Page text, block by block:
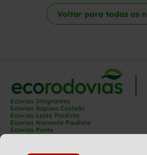
Voltar para todas as
Ecovias Imigrantes
Ecovias Raposo Castello
Ecovias Leste Paulista
Ecovias Noroeste Paulista
Ecovias Ponte